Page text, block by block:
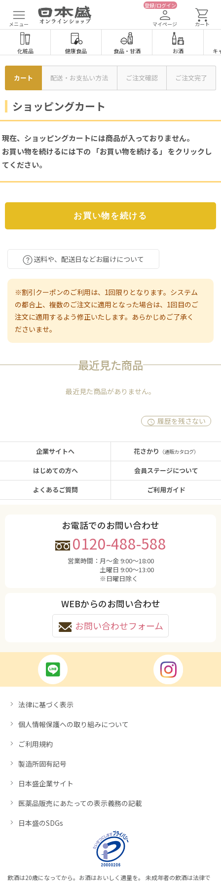
メニュー
登録/ログイン
マイページ カート
化粧品 健康食品 食品・ 甘酒 お酒 キ
カート 配送・お支払い方法 ご注文確認 ご注文完了
ショッピングカート
現在、ショッピングカートには商品が入っておりません。
お買い物を続けるには下の 「お買い物を続ける」 をクリックし
てください。
送料や、配送日などお届けについて
※割引クーポンのご利用は、1回限りとなります。システム
の都合上、複数のご注文に適用となった場合は、1回目のご
注文に適用するよう修正いたします。あらかじめご了承く
ださいませ。
最近見た商品
最近見た商品がありません。
履歴を残さない
企業サイトへ
はじめての方へ
よくあるご質問
花さかり （通販カタログ）
会員ステージについて
ご利用ガイド
お電話でのお問い合わせ
0120-488-588
営業時間： 月〜金 9:00〜18:00
土曜日 9:00〜13:00
※日曜日除く
WEBからのお問い合わせ
お問い合わせフォーム
法律に基づく表示
個人情報保護への取り組みについて
ご利用規約
製造所固有記号
日本盛企業サイト
医薬品販売にあたっての表示義務の記載
日本盛のSDGs
飲酒は20歳になってから。お酒はおいしく適量を。 未成年者の飲酒は法律で